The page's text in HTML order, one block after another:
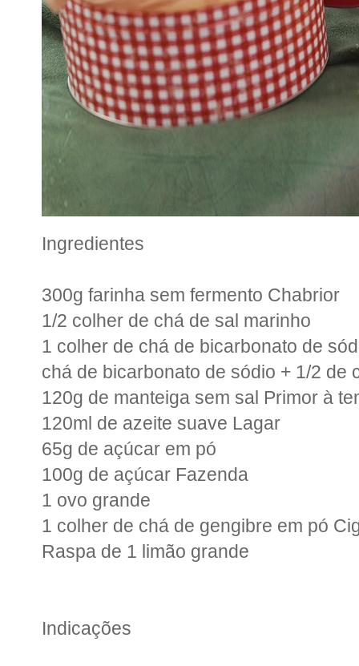
Ingredientes
300g farinha sem fermento Chabrior
1/2 colher de chá de sal marinho
1 colher de chá de bicarbonato de
chá de bicarbonato de sódio + 1/2 de
120g de manteiga sem sal Primor à
120ml de azeite suave Lagar
65g de açúcar em pó
100g de açúcar Fazenda
1 ovo grande
1 colher de chá de gengibre em pó
Raspa de 1 limão grande
Indicações